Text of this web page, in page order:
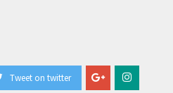
Tweet on twitter